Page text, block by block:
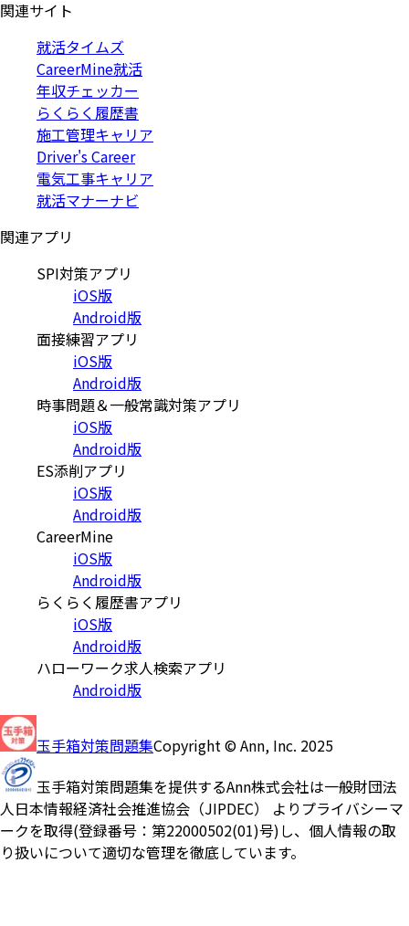
関連サイト
就活タイムズ
CareerMine就活
年収チェッカー
らくらく履歴書
施工管理キャリア
Driver's Career
電気工事キャリア
就活マナーナビ
関連アプリ
SPI対策アプリ
iOS版
Android版
面接練習アプリ
iOS版
Android版
時事問題＆一般常識対策アプリ
iOS版
Android版
ES添削アプリ
iOS版
Android版
CareerMine
iOS版
Android版
らくらく履歴書アプリ
iOS版
Android版
ハローワーク求人検索アプリ
Android版
玉手箱対策問題集Copyright © Ann, Inc. 2025
玉手箱対策問題集を提供するAnn株式会社は一般財団法
人日本情報経済社会推進協会（JIPDEC） よりプライバシーマ
ークを取得(登録番号：第22000502(01)号)し、個人情報の取
り扱いについて適切な管理を徹底しています。